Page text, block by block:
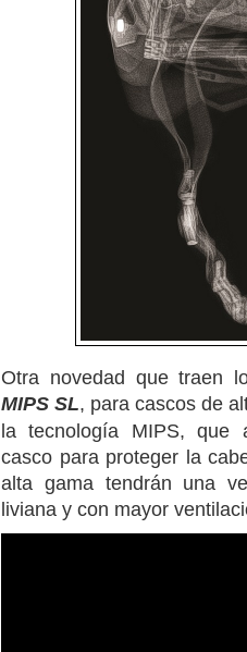
Otra novedad que traen
MIPS SL, para cascos de
la tecnología MIPS, que
casco para proteger la
alta gama tendrán una
liviana y con mayor